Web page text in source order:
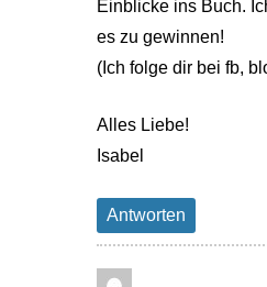
Einblicke ins Buch.
es zu gewinnen!
(Ich folge dir bei fb,
Alles Liebe!
Isabel
Antworten